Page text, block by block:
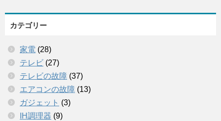
カテゴリー
家電 (28)
テレビ (27)
テレビの故障 (37)
エアコンの故障 (13)
ガジェット (3)
IH調理器 (9)